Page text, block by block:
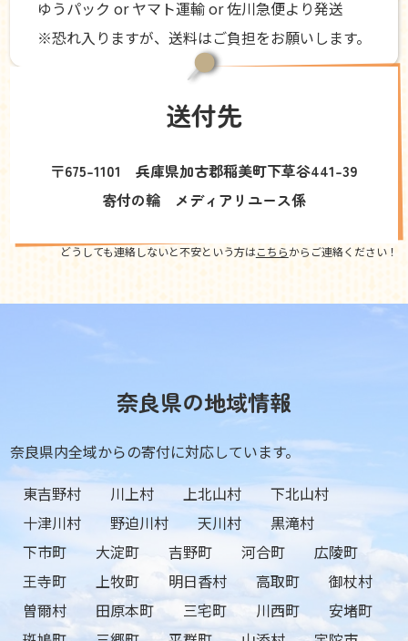
ゆうパック or ヤマト運輸 or 佐川急便より発送
※恐れ入りますが、送料はご負担をお願いします。
送付先
〒675-1101 兵庫県加古郡稲美町下草谷441-39
寄付の輪 メディアリユース係
どうしても連絡しないと不安という方はこちらからご連絡ください！
奈良県の地域情報
奈良県内全域からの寄付に対応しています。
東吉野村
川上村 上北山村
下北山村
十津川村
野迫川村 天川村
黒滝村
下市町
大淀町 吉野町 河合町
広陵町
王寺町
上牧町 明日香村 高取町
御杖村
曽爾村
田原本町 三宅町 川西町
安堵町